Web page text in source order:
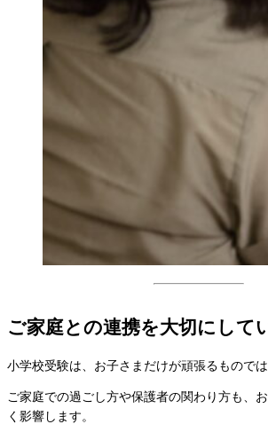
ご家庭との連携を大切にして
小学校受験は、お子さまだけが頑張るものでは
ご家庭での過ごし方や保護者の関わり方も、
く影響します。